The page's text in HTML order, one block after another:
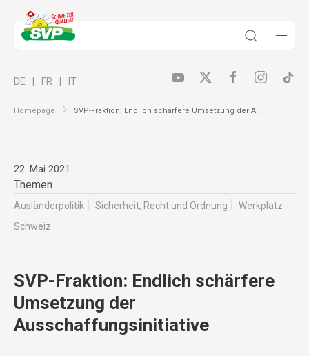
Homepage SVP-Fraktion: Endlich schärfere Umsetzung der A...
DE FR IT
22. Mai 2021
Themen
Ausländer­politik Sicherheit, Recht und Ordnung
Werkplatz
Schweiz
SVP-Fraktion: Endlich schärfere
Umsetzung der
Ausschaffungsinitiative